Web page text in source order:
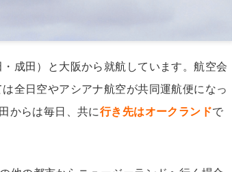
成田）と大阪から就航しています。航空会
全日空やアシアナ航空が共同運航便になっ
からは毎日、共に行き先はオークランドで